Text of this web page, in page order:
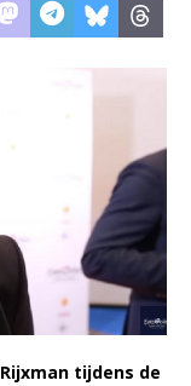
tijdens de